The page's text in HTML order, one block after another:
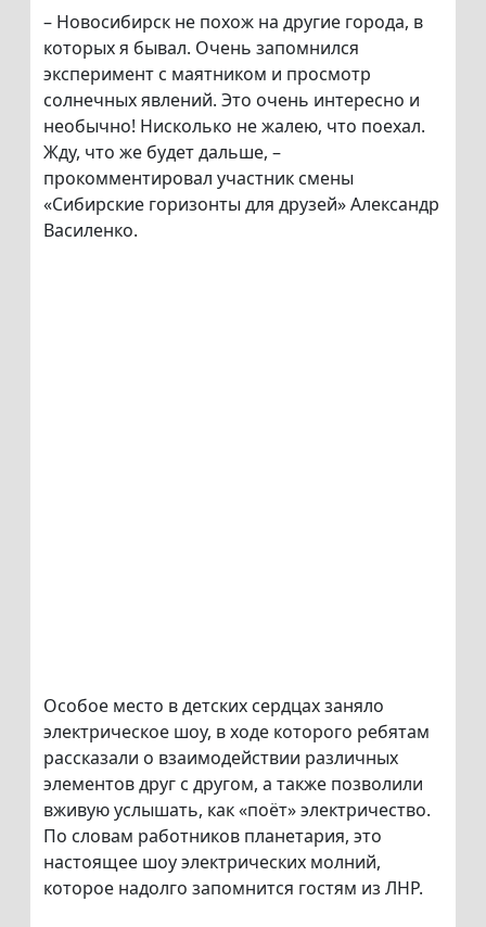
– Новосибирск не похож на другие города, в
которых я бывал. Очень запомнился
эксперимент с маятником и просмотр
солнечных явлений. Это очень интересно и
необычно! Нисколько не жалею, что поехал.
Жду, что же будет дальше, –
прокомментировал участник смены
«Сибирские горизонты для друзей» Александр
Василенко.
Особое место в детских сердцах заняло
электрическое шоу, в ходе которого ребятам
рассказали о взаимодействии различных
элементов друг с другом, а также позволили
вживую услышать, как «поёт» электричество.
По словам работников планетария, это
настоящее шоу электрических молний,
которое надолго запомнится гостям из ЛНР.